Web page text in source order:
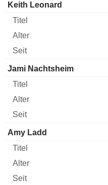
Keith Leonard
Jami Nachtsheim
Amy Ladd